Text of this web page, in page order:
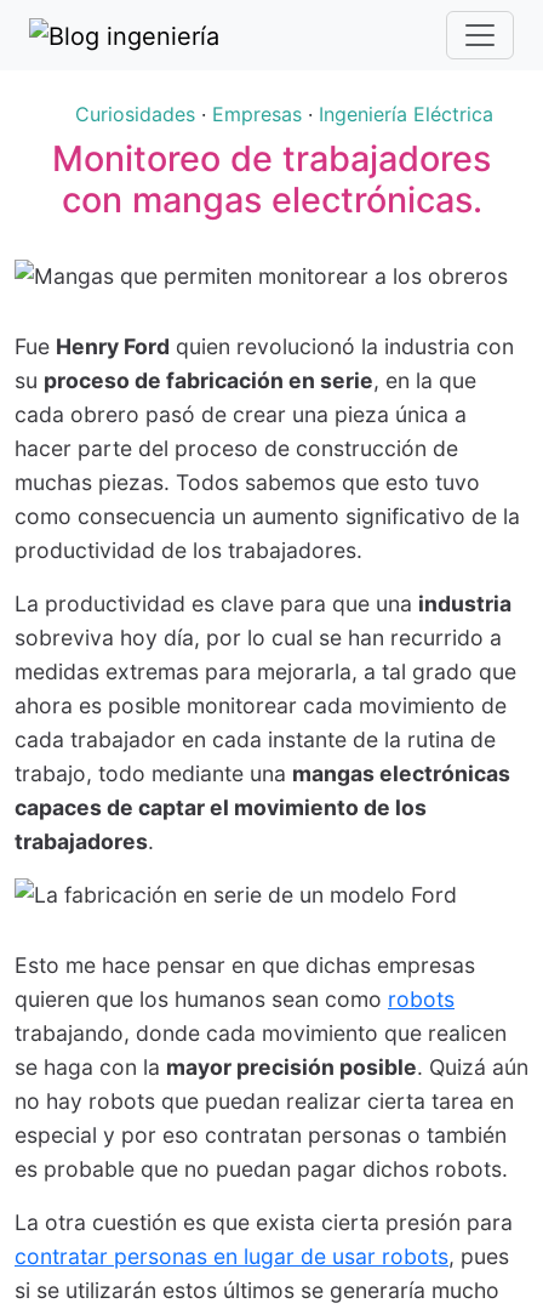
Curiosidades · Empresas · Ingeniería Eléctrica
Monitoreo de trabajadores
con mangas electrónicas.
Fue Henry Ford quien revolucionó la industria con
su proceso de fabricación en serie, en la que
cada obrero pasó de crear una pieza única a
hacer parte del proceso de construcción de
muchas piezas. Todos sabemos que esto tuvo
como consecuencia un aumento significativo de la
productividad de los trabajadores.
La productividad es clave para que una industria
sobreviva hoy día, por lo cual se han recurrido a
medidas extremas para mejorarla, a tal grado que
ahora es posible monitorear cada movimiento de
cada trabajador en cada instante de la rutina de
trabajo, todo mediante una mangas electrónicas
capaces de captar el movimiento de los
trabajadores.
Esto me hace pensar en que dichas empresas
quieren que los humanos sean como robots
trabajando, donde cada movimiento que realicen
se haga con la mayor precisión posible. Quizá aún
no hay robots que puedan realizar cierta tarea en
especial y por eso contratan personas o también
es probable que no puedan pagar dichos robots.
La otra cuestión es que exista cierta presión para
contratar personas en lugar de usar robots, pues
si se utilizarán estos últimos se generaría mucho